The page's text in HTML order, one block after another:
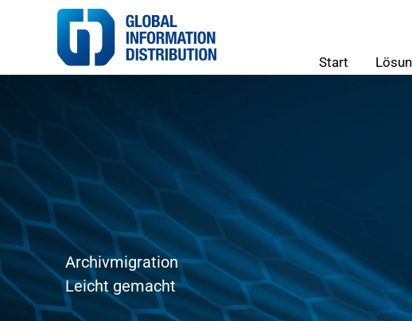
springen
Start
Archivmigration
Leicht gemacht